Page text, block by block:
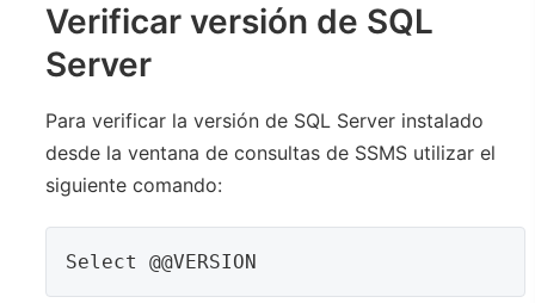
Verificar versión de SQL
Server
Para verificar la versión de SQL Server instalado
desde la ventana de consultas de SSMS utilizar el
siguiente comando:
Select @@VERSION